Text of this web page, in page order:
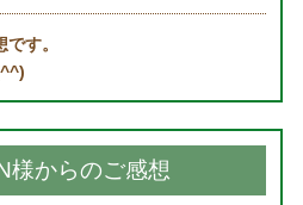
す。
様からのご感想